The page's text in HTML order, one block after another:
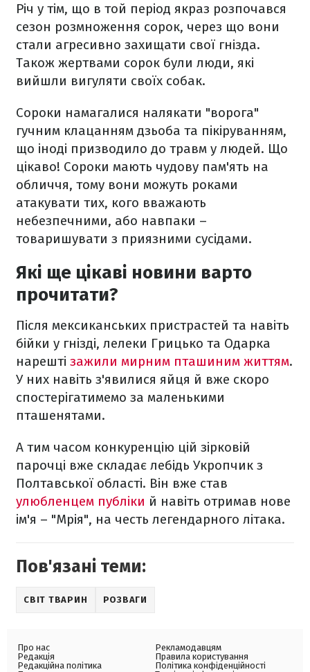
Річ у тім, що в той період якраз розпочався
сезон розмноження сорок, через що вони
стали агресивно захищати свої гнізда.
Також жертвами сорок були люди, які
вийшли вигуляти своїх собак.
Сороки намагалися налякати "ворога"
гучним клацанням дзьоба та пікіруванням,
що іноді призводило до травм у людей. Що
цікаво! Сороки мають чудову пам'ять на
обличчя, тому вони можуть роками
атакувати тих, кого вважають
небезпечними, або навпаки –
товаришувати з приязними сусідами.
Які ще цікаві новини варто
прочитати?
Після мексиканських пристрастей та навіть
бійки у гнізді, лелеки Грицько та Одарка
нарешті зажили мирним пташиним життям.
У них навіть з'явилися яйця й вже скоро
спостерігатимемо за маленькими
пташенятами.
А тим часом конкуренцію цій зірковій
парочці вже складає лебідь Укропчик з
Полтавської області. Він вже став
улюбленцем публіки й навіть отримав нове
ім'я – "Мрія", на честь легендарного літака.
Пов'язані теми:
СВІТ ТВАРИН РОЗВАГИ
Про нас
Редакція
Редакційна політика
Рекламодавцям
Правила користування
Політика конфіденційності